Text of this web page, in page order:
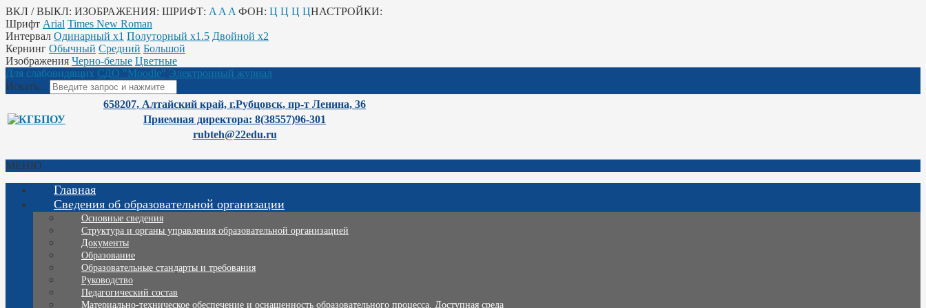
ВКЛ / ВЫКЛ: ИЗОБРАЖЕНИЯ: ШРИФТ: A A A ФОН: Ц Ц Ц ЦНАСТРОЙКИ:
Шрифт Arial Times New Roman
Интервал Одинарный х1 Полуторный х1.5 Двойной х2
Кернинг Обычный Средний Большой
Изображения Черно-белые Цветные
Для слабовидящих СДО "Moodle" Электронный журнал
Искать...
658207, Алтайский край, г.Рубцовск, пр-т Ленина, 36
Приемная директора: 8(38557)96-301
rubteh@22edu.ru
МЕНЮ
Главная
Сведения об образовательной организации
Основные сведения
Структура и органы управления образовательной организацией
Документы
Образование
Образовательные стандарты и требования
Руководство
Педагогический состав
Материально-техническое обеспечение и оснащенность образовательного процесса. Доступная среда